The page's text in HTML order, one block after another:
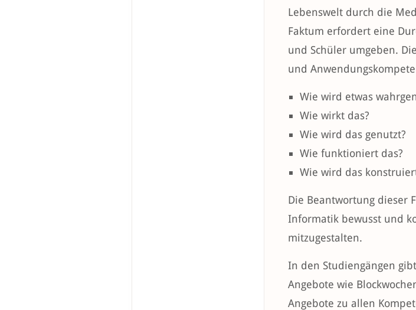
Lebenswelt durch die
Faktum erfordert eine
und Schüler umgeben.
und
Wie wird etwas
Wie wirkt das?
Wie wird das genutzt?
Wie funktioniert das?
Wie wird das
Die Beantwortung dieser
Informatik bewusst und
mitzugestalten.
In den Studiengängen
Angebote wie
Angebote zu allen